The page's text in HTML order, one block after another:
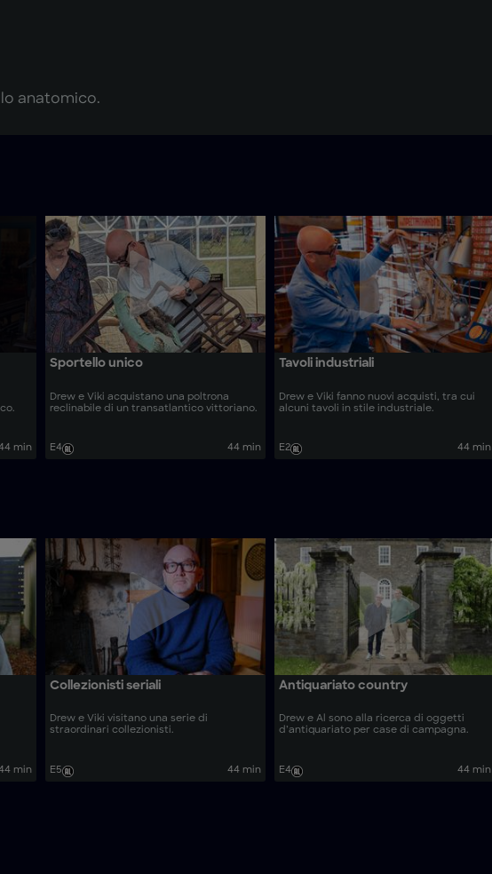
anatomico.
min
Sportello unico
Drew e Viki acquistano una poltrona
reclinabile di un transatlantico vittoriano.
E4 44 min
Tavoli industriali
Drew e Viki fanno nuovi acquisti, tra cui
alcuni tavoli in stile industriale.
E2 44 min
min
Collezionisti seriali
Drew e Viki visitano una serie di
straordinari collezionisti.
E5 44 min
Antiquariato country
Drew e Al sono alla ricerca di oggetti
d’antiquariato per case di campagna.
E4 44 min